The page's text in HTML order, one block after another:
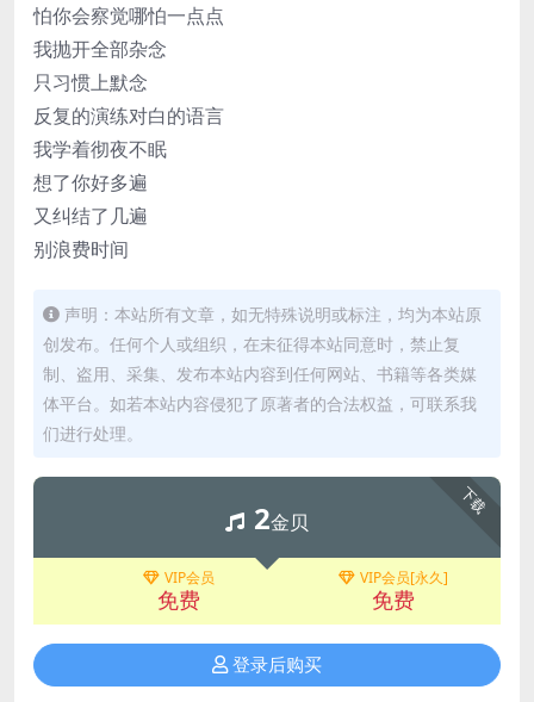
怕你会察觉哪怕一点点
我抛开全部杂念
只习惯上默念
反复的演练对白的语言
我学着彻夜不眠
想了你好多遍
又纠结了几遍
别浪费时间
声明：本站所有文章，如无特殊说明或标注，均为本站原
创发布。任何个人或组织，在未征得本站同意时，禁止复
制、盗用、采集、发布本站内容到任何网站、书籍等各类媒
体平台。如若本站内容侵犯了原著者的合法权益，可联系我
们进行处理。
下载
2金贝
VIP会员
免费
VIP会员[永久]
免费
登录后购买